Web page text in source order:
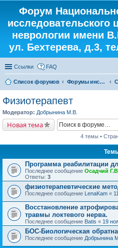
Форум
исследовательского
неврологии имени
ул. Бехтерева, д.3,
Ссылки FAQ
Список форумов Форумы института
Физиотерапевт
Модератор: Добрынина М.В.
Новая тема
4 темы •
Программа реабилитации
Последнее сообщение Осадчий
Ответы: 3
физиотерапевтические
Последнее сообщение LenaKam «
Восстановление
травмы локтевого нерва.
Последнее сообщение Batis « 19
БОС-Биологическая
Последнее сообщение Добрынина